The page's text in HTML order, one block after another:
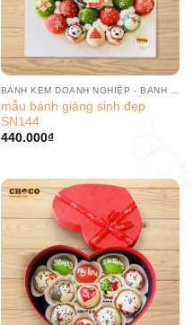
mẫu bánh giáng sinh đẹp
SN144
440.000₫